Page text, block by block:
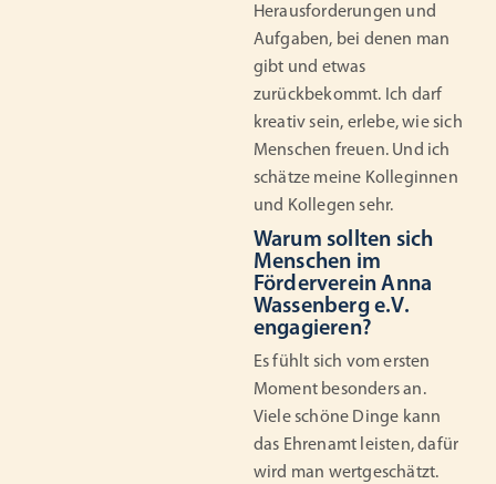
Herausforderungen und
Aufgaben, bei denen man
gibt und etwas
zurückbekommt. Ich darf
kreativ sein, erlebe, wie sich
Menschen freuen. Und ich
schätze meine Kolleginnen
und Kollegen sehr.
Warum sollten sich
Menschen im
Förderverein Anna
Wassenberg e.V.
engagieren?
Es fühlt sich vom ersten
Moment besonders an.
Viele schöne Dinge kann
das Ehrenamt leisten, dafür
wird man wertgeschätzt.